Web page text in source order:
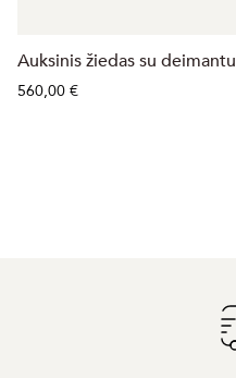
Auksinis žiedas su deimantu
560,00 €